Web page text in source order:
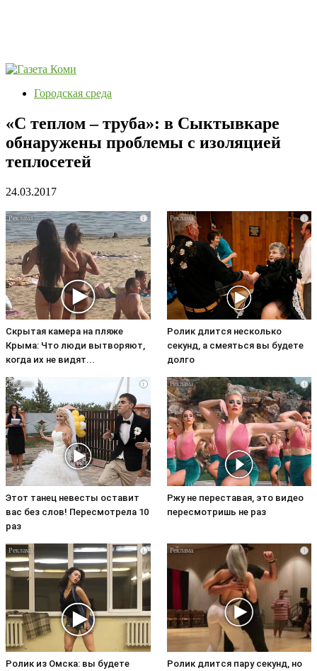
Городская среда
«С теплом – труба»: в Сыктывкаре
обнаружены проблемы с изоляцией
теплосетей
24.03.2017
i
Скрытая камера на пляже
Крыма: Что люди вытворяют,
когда их не видят...
i
Ролик длится несколько
секунд, а смеяться вы будете
долго
i
Этот танец невесты оставит
вас без слов! Пересмотрела 10
раз
i
Ржу не переставая, это видео
пересмотришь не раз
i
Ролик из Омска: вы будете
i
Ролик длится пару секунд, но